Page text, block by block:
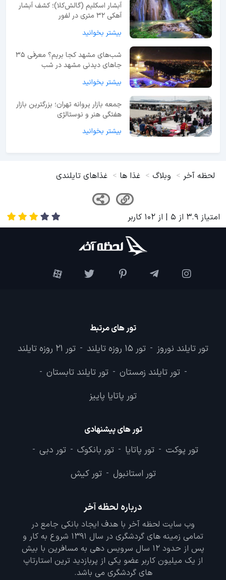
آبشار اسکلیم (گالش‌کلا)؛ کشف آبشار
آهکی ۳۲ متری در لفور
بیشتر بخوانید
شب‌های مشهد کجا بریم؟ معرفی 35
جاهای دیدنی مشهد در شب
بیشتر بخوانید
جمعه بازار پروانه تهران؛ بزرگترین بازار
هفتگی هنر و نوستالژی
بیشتر بخوانید
لحظه آخر وبلاگ غذا ها غذاهای تایلندی
امتیاز 3.9 از 5 | از 102 کاربر
تور های مرتبط
تور تایلند نوروز - تور 15 روزه تایلند - تور 21 روزه تایلند
- تور تایلند زمستان - تور تایلند تابستان -
تور پاتایا پاییز
تور های پیشنهادی
تور پوکت - تور پاتایا - تور بانکوک - تور دبی -
تور استانبول - تور کیش
درباره لحظه آخر
وب سایت لحظه آخر با هدف ایجاد بانکی جامع در
تمامی زمینه های گردشگری در سال 1391 شروع به کار و
پس از حدود 12 سال سرویس دهی به مسافرین با بیش
از یک میلیون کاربر عضو یکی از پربازدید ترین استارتاپ
های گردشگری می باشد.